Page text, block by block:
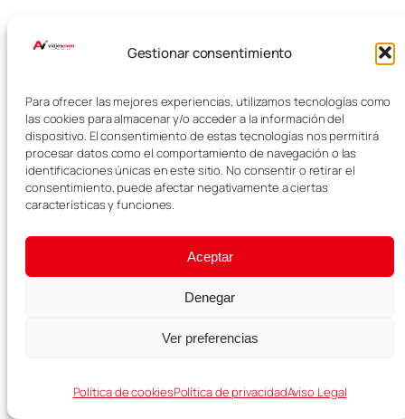
Gestionar consentimiento
Para ofrecer las mejores experiencias, utilizamos tecnologías como
las cookies para almacenar y/o acceder a la información del
dispositivo. El consentimiento de estas tecnologías nos permitirá
procesar datos como el comportamiento de navegación o las
identificaciones únicas en este sitio. No consentir o retirar el
consentimiento, puede afectar negativamente a ciertas
características y funciones.
Aceptar
Denegar
Ver preferencias
Política de cookiesPolítica de privacidadAviso Legal
imprescindibles que ver en Capri
Villa San Michele, Giardini di
Augusto, Via Krupp, el Arco
Naturale y el Faro di Punta Carena.
Más
información:
Alojamiento en Capri
Alquiler de cocheaquí
Los mejores toursaquí